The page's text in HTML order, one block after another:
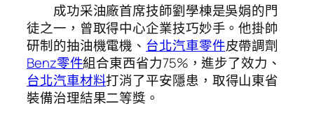
成功采油廠首席技師劉學棟是吳娟的門
徒之一，曾取得中心企業技巧妙手。他掛帥
研制的抽油機電機、 台北汽車零件皮帶調劑
Benz零件組合東西省力75%，進步了效力、
台北汽車材料打消了平安隱患，取得山東省
裝備治理結果二等獎。